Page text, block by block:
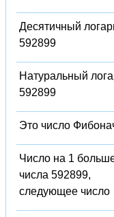
Десятичный
592899
Натуральный
592899
Это число
Число на 1
числа 592899,
следующее число